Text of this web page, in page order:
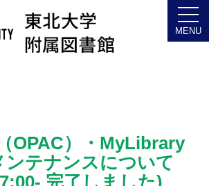
わせ
OPAC）・MyLibrary
ンテナンスについて